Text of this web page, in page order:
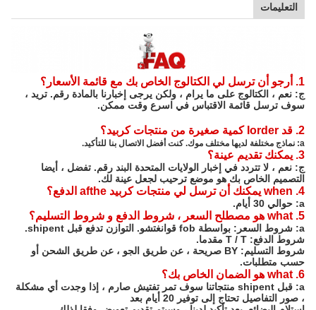
التعليمات
1. أرجو أن ترسل لي الكتالوج الخاص بك مع قائمة الأسعار؟
ج: نعم ، الكتالوج على ما يرام ، ولكن يرجى إخبارنا بالمادة رقم. تريد ،
سوف ترسل قائمة الاقتباس في اسرع وقت ممكن.
2. قد Iorder كمية صغيرة من منتجات كربيد؟
3. يمكنك تقديم عينة؟
ج: نعم ، لا تتردد في إخبار الولايات المتحدة البند رقم. تفضل ، أيضا
التصميم الخاص بك هو موضع ترحيب لجعل عينة لك.
4. when يمكنك أن ترسل لي منتجات كربيد afthe الدفع؟
a: حوالي 30 أيام.
5. what هو مصطلح السعر ، شروط الدفع و شروط التسليم؟
a: شروط السعر: بواسطة fob قوانغتشو. التوازن تدفع قبل shipent.
شروط الدفع: T / T مقدما.
شروط التسليم: BY صريحة ، عن طريق الجو ، عن طريق الشحن أو
حسب متطلبات.
6. what هو الضمان الخاص بك؟
a: قبل shipent منتجاتنا سوف تمر تفتيش صارم ، إذا وجدت أي مشكلة
، صور التفاصيل تحتاج إلى توفير 20 أيام بعد